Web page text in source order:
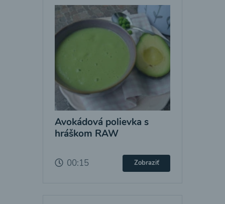
Avokádová polievka s
hráškom RAW
00:15 Zobraziť